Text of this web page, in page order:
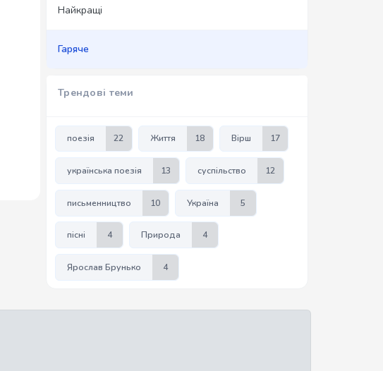
Найкращі
Гаряче
Трендові теми
поезія 22 Життя 18 Вірш 17
українська поезія 13 суспільство 12
письменництво 10 Україна 5
пісні 4 Природа 4
Ярослав Брунько 4